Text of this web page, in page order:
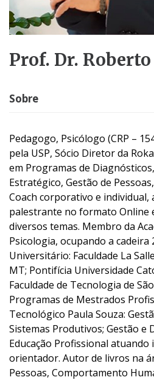
Prof. Dr.
Sobre
Pedagogo, Psicólogo (CRP –
pela USP, Sócio Diretor da
em Programas de
Estratégico, Gestão de
Coach corporativo e individual,
palestrante no formato Online
diversos temas. Membro da
Psicologia, ocupando a cadeira
Universitário: Faculdade La
MT; Pontifícia Universidade
Faculdade de Tecnologia de
Programas de Mestrados
Tecnológico Paula Souza:
Sistemas Produtivos; Gestão e
Educação Profissional atuando
orientador. Autor de livros na
Pessoas, Comportamento